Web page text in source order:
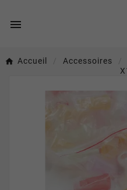

Accueil Accessoires